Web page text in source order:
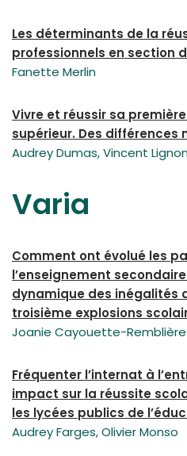
Les déterminants de la
professionnels en section
Fanette Merlin
Vivre et réussir sa
supérieur. Des différences
Audrey Dumas, Vincent
Varia
Comment ont évolué les
l’enseignement
dynamique des inégalités
troisième explosions
Joanie Cayouette-Remblière
Fréquenter l’internat à
impact sur la réussite
les lycées publics de
Audrey Farges, Olivier Monso